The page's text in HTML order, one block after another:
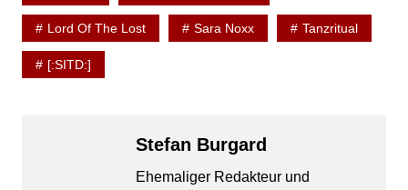
Lord Of The Lost Sara Noxx Tanzritual
[:SITD:]
Stefan Burgard
Ehemaliger Redakteur und